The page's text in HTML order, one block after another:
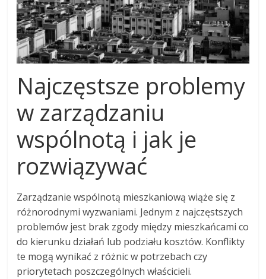
Najczęstsze problemy
w zarządzaniu
wspólnotą i jak je
rozwiązywać
Zarządzanie wspólnotą mieszkaniową wiąże się z
różnorodnymi wyzwaniami. Jednym z najczęstszych
problemów jest brak zgody między mieszkańcami co
do kierunku działań lub podziału kosztów. Konflikty
te mogą wynikać z różnic w potrzebach czy
priorytetach poszczególnych właścicieli.